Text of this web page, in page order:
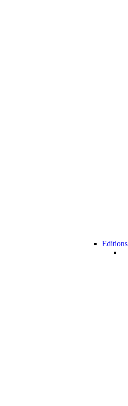
Editions